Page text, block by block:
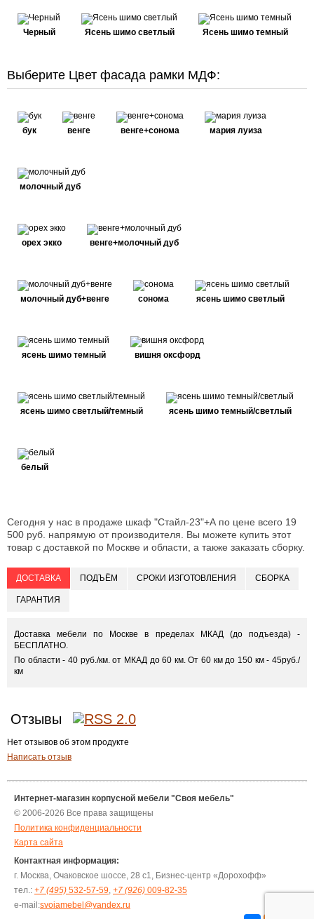
Черный Ясень шимо светлый Ясень шимо темный
Выберите Цвет фасада рамки МДФ:
бук венге венге+сонома мария луиза
молочный дуб
орех экко венге+молочный дуб
молочный дуб+венге сонома ясень шимо светлый
ясень шимо темный вишня оксфорд
ясень шимо светлый/темный ясень шимо темный/светлый
белый
Сегодня у нас в продаже шкаф "Стайл-23"+А по цене всего 19
500 руб. напрямую от производителя. Вы можете купить этот
товар с доставкой по Москве и области, а также заказать сборку.
ДОСТАВКА ПОДЪЁМ СРОКИ ИЗГОТОВЛЕНИЯ СБОРКА
ГАРАНТИЯ
Доставка мебели по Москве в пределах МКАД (до подъезда) -
БЕСПЛАТНО.
По области - 40 руб./км. от МКАД до 60 км. От 60 км до 150 км - 45руб./
км
Отзывы
Нет отзывов об этом продукте
Написать отзыв
Интернет-магазин корпусной мебели "Своя мебель"
© 2006-2026 Все права защищены
Политика конфиденциальности
Карта сайта
Контактная информация:
г. Москва, Очаковское шоссе, 28 с1, Бизнес-центр «Дорохофф»
тел.: +7 (495) 532-57-59, +7 (926) 009-82-35
e-mail:svoiamebel@yandex.ru